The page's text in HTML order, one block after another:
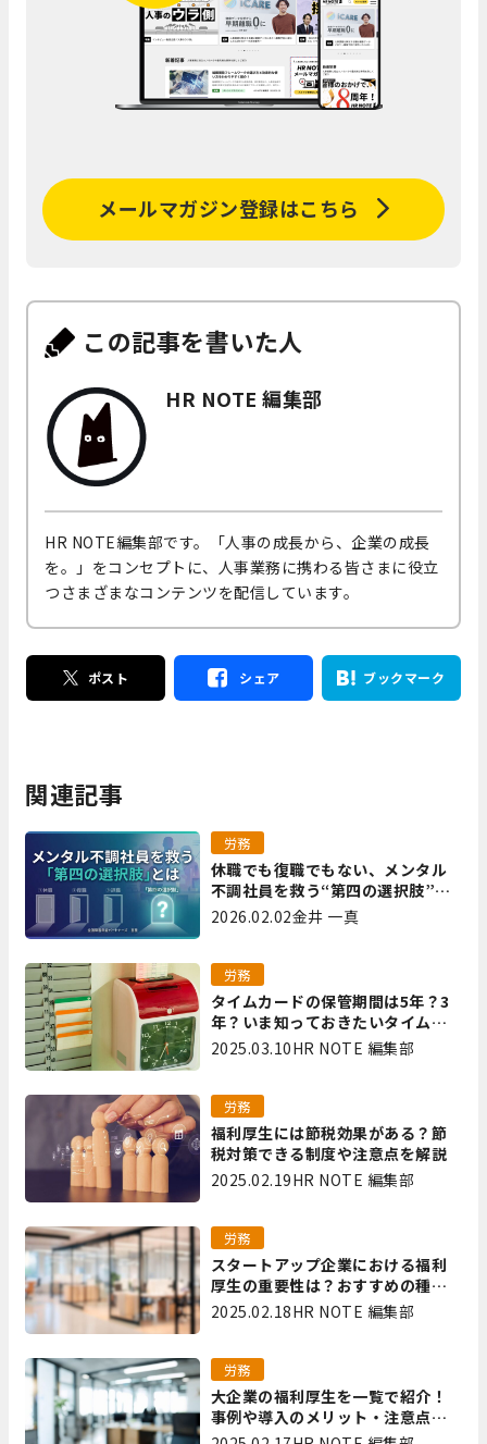
メールマガジン登録はこちら
この記事を書いた人
HR NOTE 編集部
HR NOTE編集部です。「人事の成長から、企業の成長
を。」をコンセプトに、人事業務に携わる皆さまに役立
つさまざまなコンテンツを配信しています。
ポスト シェア ブックマーク
関連記事
休職でも復職でもない、メンタル
不調社員を救う“第四の選択肢”と
は｜全国障害年金パートナーズ 宮
労務
2026.02.02金井 一真
タイムカードの保管期間は5年？3
年？いま知っておきたいタイムカ
ード保管方法
労務
2025.03.10HR NOTE 編集部
福利厚生には節税効果がある？節
税対策できる制度や注意点を解説
労務
2025.02.19HR NOTE 編集部
スタートアップ企業における福利
厚生の重要性は？おすすめの種類
やメリット・デメリットを解説
労務
2025.02.18HR NOTE 編集部
大企業の福利厚生を一覧で紹介！
事例や導入のメリット・注意点を
解説
労務